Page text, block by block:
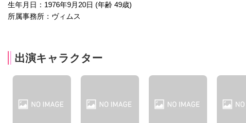
生年月日：1976年9月20日 (年齢 49歳)
所属事務所：ヴィムス
出演キャラクター